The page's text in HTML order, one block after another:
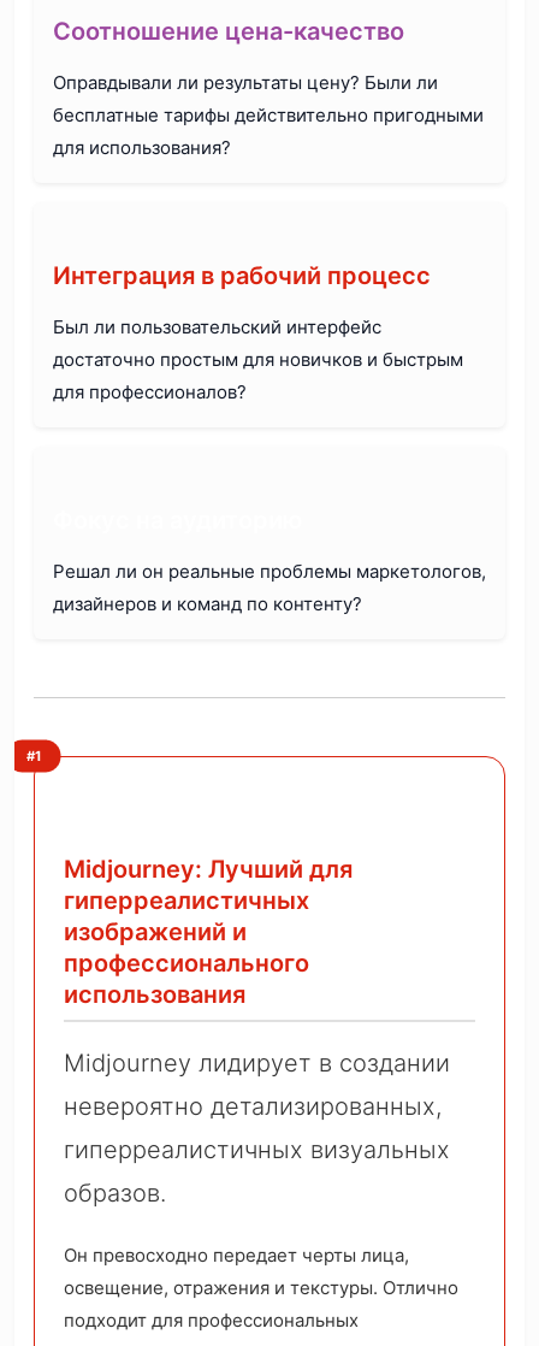
Соотношение цена-качество
Оправдывали ли результаты цену? Были ли
бесплатные тарифы действительно пригодными
для использования?
Интеграция в рабочий процесс
Был ли пользовательский интерфейс
достаточно простым для новичков и быстрым
для профессионалов?
Решал ли он реальные проблемы маркетологов,
дизайнеров и команд по контенту?
#1
Midjourney: Лучший для
гиперреалистичных
изображений и
профессионального
использования
Midjourney лидирует в создании
невероятно детализированных,
гиперреалистичных визуальных
образов.
Он превосходно передает черты лица,
освещение, отражения и текстуры. Отлично
подходит для профессиональных